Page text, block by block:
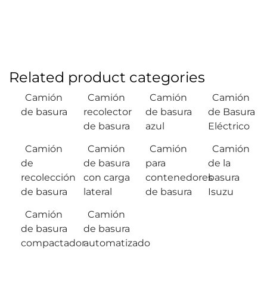
Related product categories
Camión
de basura
Camión
recolector
de basura
Camión
de basura
azul
Camión
de Basura
Eléctrico
Camión
de
recolección
de basura
Camión
de basura
con carga
lateral
Camión
para
contenedores
de basura
Camión
de la
basura
Isuzu
Camión
de basura
compactador
Camión
de basura
automatizado